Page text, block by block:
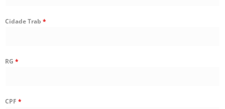
Cidade Trab *
RG *
CPF *